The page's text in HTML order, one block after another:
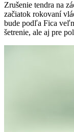
Zrušenie tendra na
začiatok rokovaní
bude podľa Fica
šetrenie, ale aj pre